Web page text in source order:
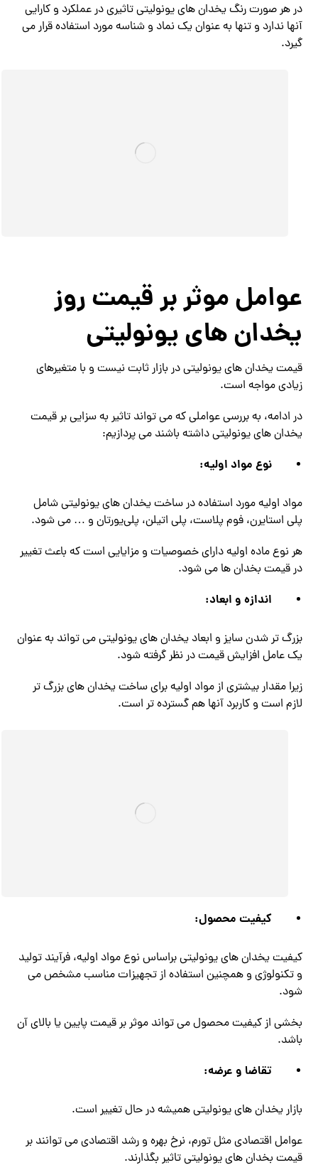
در هر صورت رنگ یخدان های یونولیتی تاثیری در عملکرد و کارایی
آنها ندارد و تنها به عنوان یک نماد و شناسه مورد استفاده قرار می‌
گیرد.
عوامل موثر بر قیمت روز
یخدان های یونولیتی
قیمت یخدان های یونولیتی در بازار ثابت نیست و با متغیرهای
زیادی مواجه است.
در ادامه، به بررسی عواملی که می تواند تاثیر به سزایی بر قیمت
یخدان های یونولیتی داشته باشند می پردازیم:
نوع مواد اولیه:
مواد اولیه مورد استفاده در ساخت یخدان های یونولیتی شامل
پلی‌ استایرن، فوم پلاست، پلی‌ اتیلن، پلی‌یورتان و … می‌ شود.
هر نوع ماده اولیه دارای خصوصیات و مزایایی است که باعث تغییر
در قیمت بخدان ها می‌ شود.
اندازه و ابعاد:
بزرگ تر شدن سایز و ابعاد یخدان های یونولیتی می‌ تواند به عنوان
یک عامل افزایش قیمت در نظر گرفته شود.
زیرا مقدار بیشتری از مواد اولیه برای ساخت یخدان های بزرگ تر
لازم است و کاربرد آنها هم گسترده‌ تر است.
کیفیت محصول:
کیفیت یخدان های یونولیتی براساس نوع مواد اولیه، فرآیند تولید
و تکنولوژی و همچنین استفاده از تجهیزات مناسب مشخص می
شود.
بخشی از کیفیت محصول می‌ تواند موثر بر قیمت پایین یا بالای آن
باشد.
تقاضا و عرضه:
بازار یخدان های یونولیتی همیشه در حال تغییر است.
عوامل اقتصادی مثل تورم، نرخ بهره و رشد اقتصادی می توانند بر
قیمت بخدان های یونولیتی تاثیر بگذارند.